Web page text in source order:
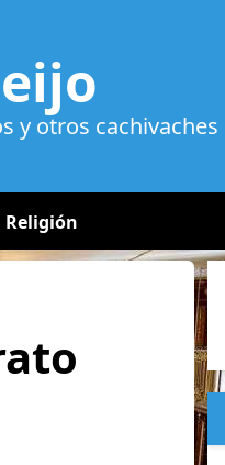
y otros cachivaches
Religión